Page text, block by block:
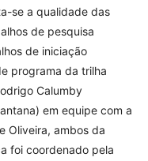
se a qualidade das
de pesquisa
de iniciação
programa da trilha
Calumby
em equipe com a
Oliveira, ambos da
foi coordenado pela